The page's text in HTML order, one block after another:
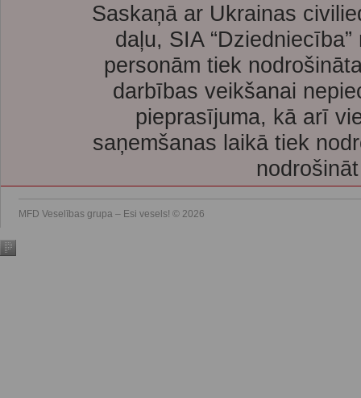
Saskaņā ar Ukrainas
daļu, SIA
personām tiek
darbības veikšanai
pieprasījuma, kā arī
saņemšanas laikā tiek
MFD Veselības grupa – Esi vesels! © 2026